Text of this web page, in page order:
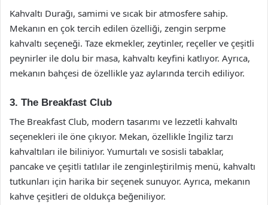
Kahvaltı Durağı, samimi ve sıcak bir atmosfere sahip.
Mekanın en çok tercih edilen özelliği, zengin serpme
kahvaltı seçeneği. Taze ekmekler, zeytinler, reçeller ve çeşitli
peynirler ile dolu bir masa, kahvaltı keyfini katlıyor. Ayrıca,
mekanın bahçesi de özellikle yaz aylarında tercih ediliyor.
3. The Breakfast Club
The Breakfast Club, modern tasarımı ve lezzetli kahvaltı
seçenekleri ile öne çıkıyor. Mekan, özellikle İngiliz tarzı
kahvaltıları ile biliniyor. Yumurtalı ve sosisli tabaklar,
pancake ve çeşitli tatlılar ile zenginleştirilmiş menü, kahvaltı
tutkunları için harika bir seçenek sunuyor. Ayrıca, mekanın
kahve çeşitleri de oldukça beğeniliyor.